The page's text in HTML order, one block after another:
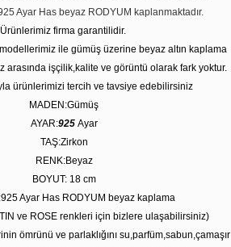
Ayar Has beyaz RODYUM kaplanmaktadır.
Ürünlerimiz firma garantilidir.
modellerimiz ile gümüş üzerine beyaz altın kaplama
arasında işçilik,kalite ve görüntü olarak fark yoktur.
ürünlerimizi tercih ve tavsiye edebilirsiniz
MADEN:Gümüş
AYAR:925 Ayar
TAŞ:Zirkon
RENK:Beyaz
BOYUT: 18 cm
Ayar Has RODYUM beyaz kaplama
ve ROSE renkleri için bizlere ulaşabilirsiniz)
ömrünü ve parlaklığını su,parfüm,sabun,çamaşır